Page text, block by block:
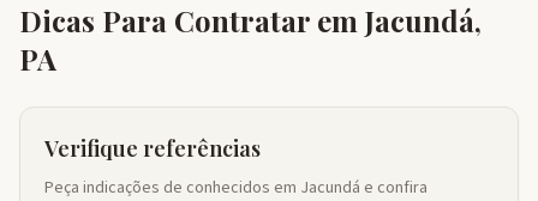
Dicas Para Contratar em Jacundá,
PA
Verifique referências
Peça indicações de conhecidos em Jacundá e confira